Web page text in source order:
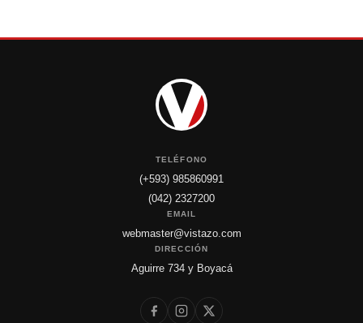
TELÉFONO
(+593) 985860991
(042) 2327200
EMAIL
webmaster@vistazo.com
DIRECCIÓN
Aguirre 734 y Boyacá